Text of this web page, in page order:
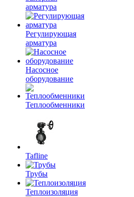
арматура
Регулирующая
арматура
Насосное
оборудование
Теплообменники
Tafline
Трубы
Теплоизоляция